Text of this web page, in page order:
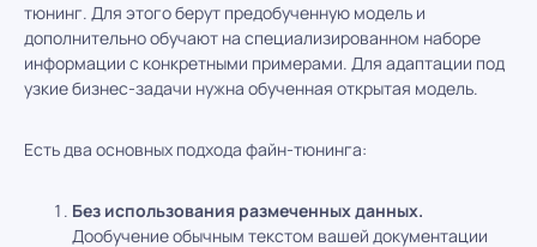
тюнинг. Для этого берут предобученную модель и
дополнительно обучают на специализированном наборе
информации с конкретными примерами. Для адаптации под
узкие бизнес-задачи нужна обученная открытая модель.
Есть два основных подхода файн-тюнинга:
Без использования размеченных данных.
Дообучение обычным текстом вашей документации